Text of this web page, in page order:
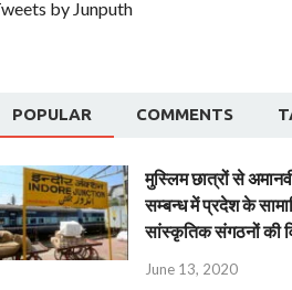
by Junputh
POPULAR COMMENTS
मुस्लिम छात्रों से
सम्बन्ध में प्रदेश के
सांस्कृतिक संगठनों की
June 13, 2020